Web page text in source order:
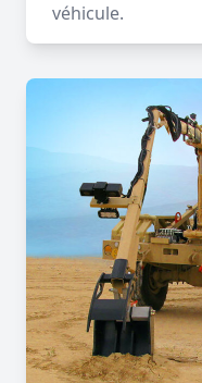
véhicule.